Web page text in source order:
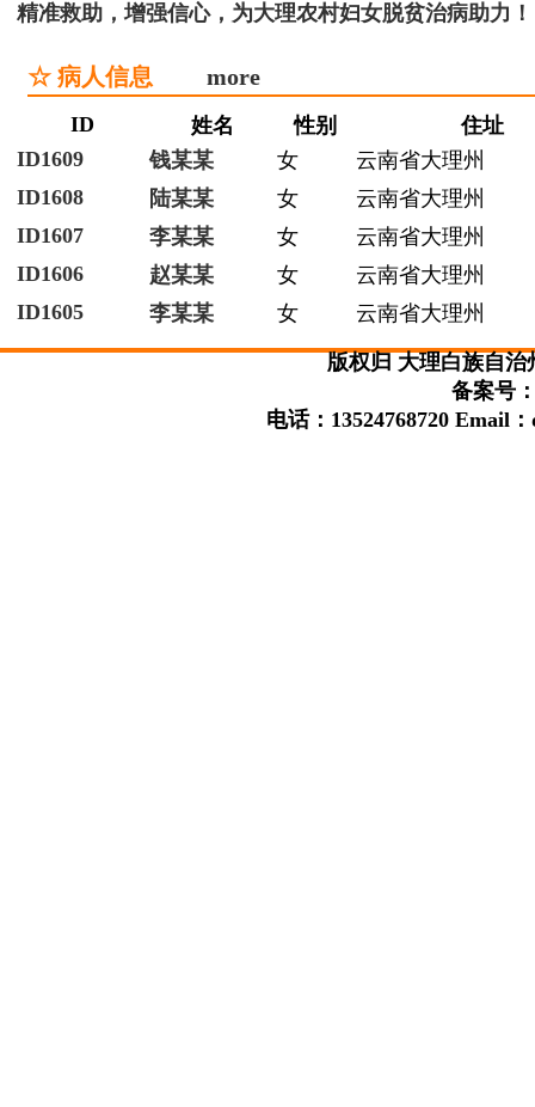
精准救助，增强信心，为大理农村妇女脱贫治病助力！
☆ 病人信息 more
ID 姓名 性别
住址
ID1609
钱某某 女
云南省大理州
ID1608
陆某某 女
云南省大理州
ID1607
李某某 女
云南省大理州
ID1606
赵某某 女
云南省大理州
ID1605
李某某 女 云南省大理州
版权归 大理白族自
备案号
电话：13524768720 Email